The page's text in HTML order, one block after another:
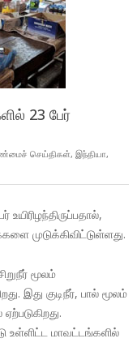
23 பேர்
செய்திகள், இந்தியா,
முடுக்கிவிட்டுள்ளது.
மூலம்
இது குடிநீர், பால் மூலம்
உள்ளிட்ட மாவட்டங்களில்